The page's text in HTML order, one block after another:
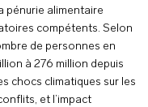
pénurie alimentaire
compétents. Selon
de personnes en
à 276 million depuis
chocs climatiques sur les
et l’impact